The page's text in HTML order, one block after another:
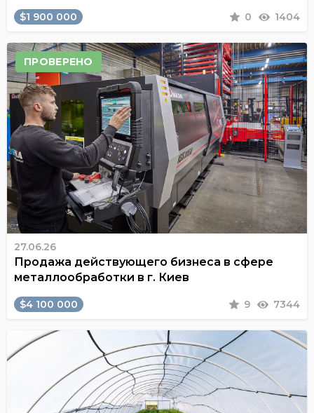
$1 900 000 0 1404
ПРОВЕРЕНО
27.06.26
Продажа действующего бизнеса в сфере
металлообработки в г. Киев
$4 100 000 9 7344